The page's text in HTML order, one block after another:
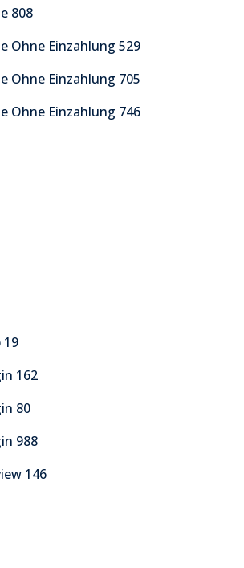
808
Ohne Einzahlung 529
Ohne Einzahlung 705
Ohne Einzahlung 746
19
162
80
988
146